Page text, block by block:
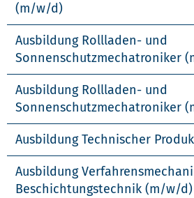
(m/w/d)
Ausbildung Rollladen- und
Sonnenschutzmechatroniker
Ausbildung Rollladen- und
Sonnenschutzmechatroniker
Ausbildung Technischer
Ausbildung
Beschichtungstechnik (m/w/d)